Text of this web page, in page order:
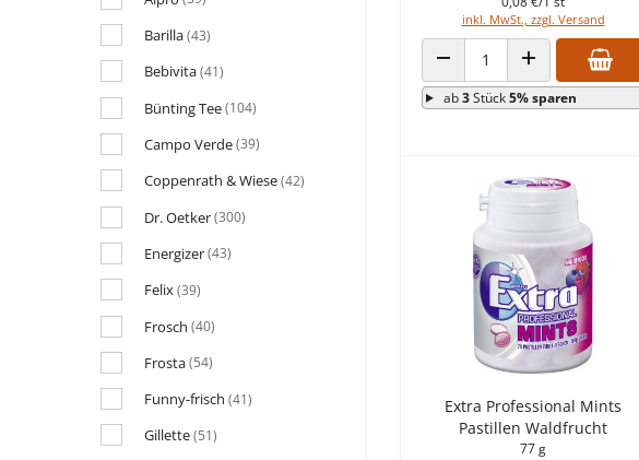
Barilla(43)
Bebivita(41)
Bünting Tee(104)
Campo Verde(39)
Coppenrath & Wiese(42)
Dr. Oetker(300)
Energizer(43)
Felix(39)
Frosch (40)
Frosta(54)
Funny-frisch (41)
Gillette(51)
inkl. MwSt., zzgl. Versand
ANZAHL VERRINGERNANZAHL ERHÖHEN
ab3Stück5% sparen
Extra Professional Mints
Pastillen Waldfrucht
77 g